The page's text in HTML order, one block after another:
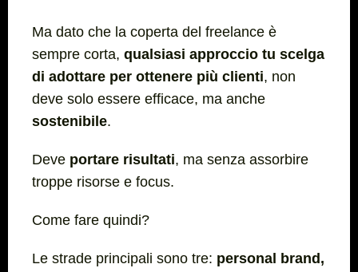
Ma dato che la coperta del freelance è
sempre corta, qualsiasi approccio tu scelga
di adottare per ottenere più clienti, non
deve solo essere efficace, ma anche
sostenibile.
Deve portare risultati, ma senza assorbire
troppe risorse e focus.
Come fare quindi?
Le strade principali sono tre: personal brand,